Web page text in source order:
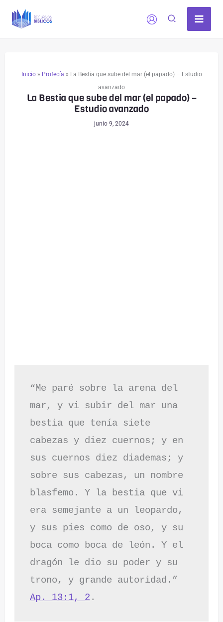
Inicio» Profecía » La Bestia que sube del mar (el papado) – Estudio
avanzado
La Bestia que sube del mar (el papado) –
Estudio avanzado
junio 9, 2024
“Me paré sobre la arena del
mar, y vi subir del mar una
bestia que tenía siete
cabezas y diez cuernos; y en
sus cuernos diez diademas; y
sobre sus cabezas, un nombre
blasfemo. Y la bestia que vi
era semejante a un leopardo,
y sus pies como de oso, y su
boca como boca de león. Y el
dragón le dio su poder y su
Ap. 13:1, 2 .